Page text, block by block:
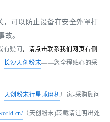
可以防止设备在安全外罩打
。
有疑问 ，请点击联系我们网页右侧
长沙天创粉末——您全程贴心的采
天创粉末行星球磨机厂家-采购顾问
（天创粉末)转载请注明出处